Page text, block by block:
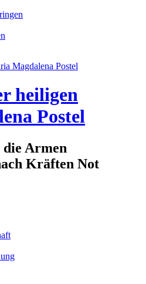
heiligen
Postel
die Armen
Kräften Not